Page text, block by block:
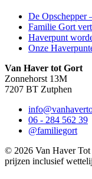
De Opschepper
Familie Gort
Haverpunt
Onze
Van Haver tot Gort
Zonnehorst 13M
7207 BT Zutphen
06 - 284 562 39
@familiegort
© 2026 Van Haver Tot
prijzen inclusief